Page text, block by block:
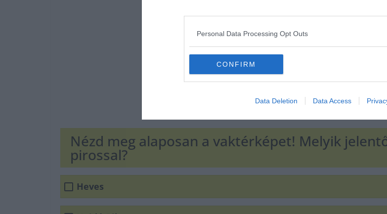
Personal Data Processing Opt Outs
CONFIRM
Data Deletion Data Access
Nézd meg alaposan a vaktérképet! Melyik
pirossal?
Heves